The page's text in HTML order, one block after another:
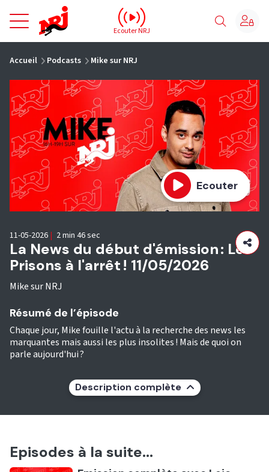
NRJ - Accueil
Ecouter NRJ
Accueil Podcasts Mike sur NRJ
Ecouter
La News du début d'émission : Les
Prisons à l'arrêt ! 11/05/2026
Mike sur NRJ
11-05-2026 | 2 min 46 sec
Résumé de l’épisode
Chaque jour, Mike fouille l'actu à la recherche des news les
marquantes mais aussi les plus insolites ! Mais de quoi on
parle aujourd'hui ?
Description complète
Episodes à la suite...